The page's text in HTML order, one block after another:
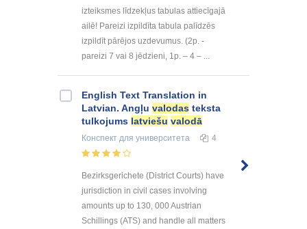
izteiksmes līdzekļus tabulas attiecīgajā
ailē! Pareizi izpildīta tabula palīdzēs
izpildīt pārējos uzdevumus. (2p. -
pareizi 7 vai 8 jēdzieni, 1p. – 4 – ...
English Text Translation in
Latvian. Angļu valodas teksta
tulkojums latviešu valodā
Конспект для университета 4
Bezirksgerichete (District Courts) have
jurisdiction in civil cases involving
amounts up to 130, 000 Austrian
Schillings (ATS) and handle all matters